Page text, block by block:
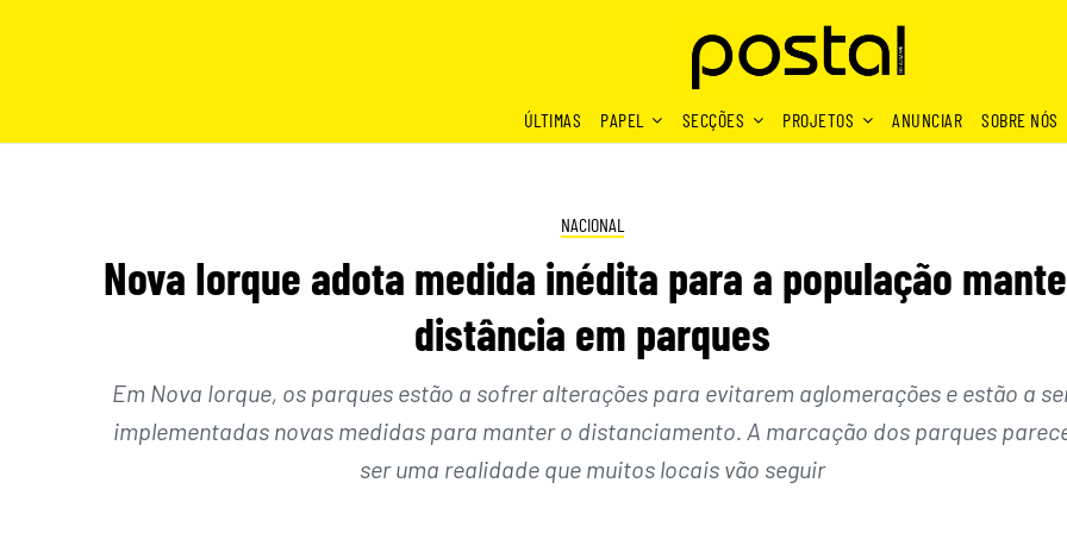
ÚLTIMAS
PAPEL SECÇÕES PROJETOS ANUNCIAR SOBRE NÓS
NACIONAL
Nova Iorque adota medida inédita para a população
distância em parques
Em Nova Iorque, os parques estão a sofrer alterações para evitarem aglomerações e estão a
implementadas novas medidas para manter o distanciamento. A marcação dos parques
ser uma realidade que muitos locais vão seguir